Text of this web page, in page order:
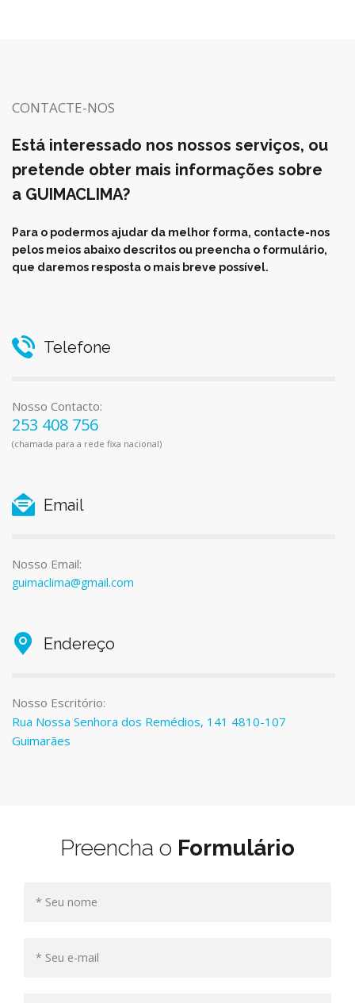
CONTACTE-NOS
Está interessado nos nossos serviços, ou
pretende obter mais informações sobre
a GUIMACLIMA?
Para o podermos ajudar da melhor forma, contacte-nos
pelos meios abaixo descritos ou preencha o formulário,
que daremos resposta o mais breve possível.
Telefone
Nosso Contacto:
253 408 756
(chamada para a rede fixa nacional)
Email
Nosso Email:
guimaclima@gmail.com
Endereço
Nosso Escritório:
Rua Nossa Senhora dos Remédios, 141 4810-107
Guimarães
Preencha o Formulário